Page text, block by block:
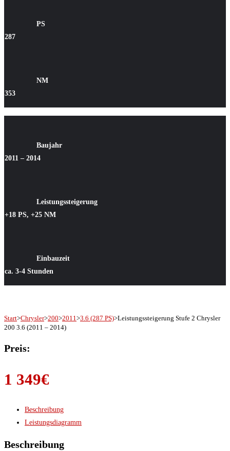
PS
287
NM
353
Baujahr
2011 – 2014
Leistungssteigerung
+18 PS, +25 NM
Einbauzeit
ca. 3-4 Stunden
Start>Chrysler>200>2011>3.6 (287 PS)>Leistungssteigerung Stufe 2 Chrysler
200 3.6 (2011 – 2014)
Preis:
1 349€
Beschreibung
Leistungsdiagramm
Beschreibung